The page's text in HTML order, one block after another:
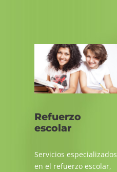
Refuerzo
escolar
Servicios especializados
en el refuerzo escolar,